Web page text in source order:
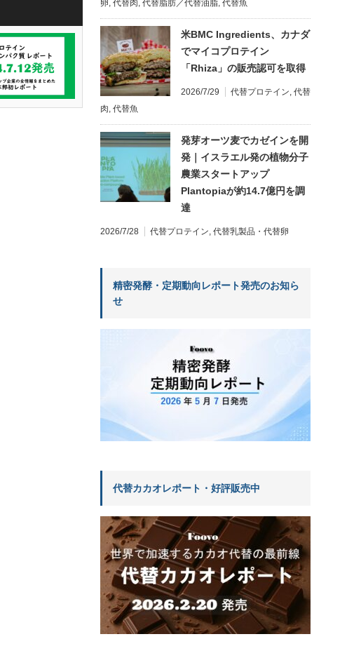
卵 代替肉 代替脂肪／代替油脂 代替魚
米BMC Ingredients、カナダ
でマイコプロテイン
「Rhiza」の販売認可を取得
2026/7/29 代替プロテイン 代替
肉 代替魚
発芽オーツ麦でカゼインを開
発｜イスラエル発の植物分子
農業スタートアップ
Plantopiaが約14.7億円を調
達
2026/7/28 代替プロテイン 代替乳製品・代替卵
精密発酵・定期動向レポート発売のお知ら
せ
代替カカオレポート・好評販売中